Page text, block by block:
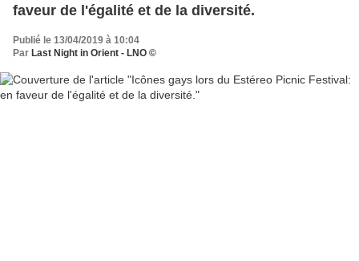
faveur de l'égalité et de la diversité.
Publié le 13/04/2019 à 10:04
Par Last Night in Orient - LNO ©